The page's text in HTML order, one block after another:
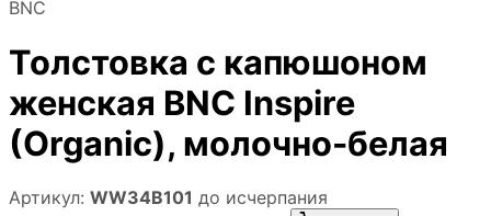
BNC
Толстовка с капюшоном
женская BNC Inspire
(Organic), молочно-белая
Артикул: WW34B101 до исчерпания